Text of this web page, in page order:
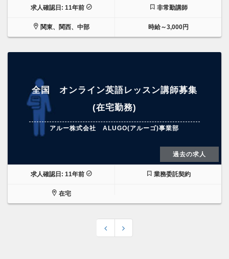
求人確認日: 11年前 非常勤講師
関東、関西、中部 時給～3,000円
全国 オンライン英語レッスン講師募集
(在宅勤務)
アルー株式会社 ALUGO(アルーゴ)事業部
過去の求人
求人確認日: 11年前 業務委託契約
在宅